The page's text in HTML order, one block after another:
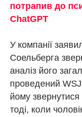
потрапив до
ChatGPT
У компанії
Соельберга
аналіз його
проведений
йому
тоді, коли